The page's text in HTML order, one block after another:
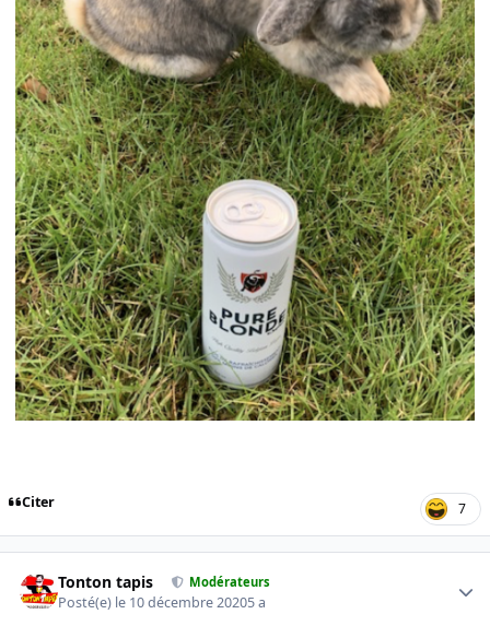
Citer 7
Tonton tapis Modérateurs
Posté(e) le 10 décembre 20205 a